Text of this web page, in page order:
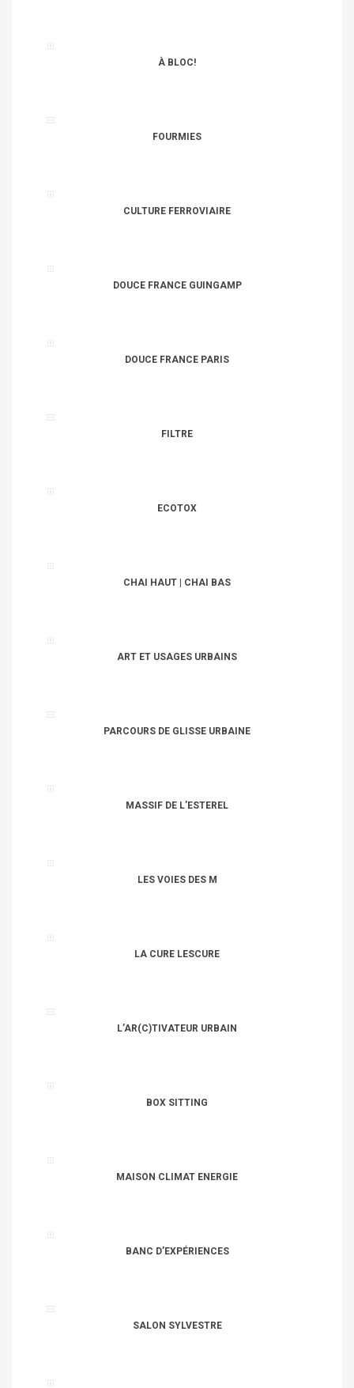
À BLOC!
FOURMIES
CULTURE FERROVIAIRE
DOUCE FRANCE GUINGAMP
DOUCE FRANCE PARIS
FILTRE
ECOTOX
CHAI HAUT | CHAI BAS
ART ET USAGES URBAINS
PARCOURS DE GLISSE URBAINE
MASSIF DE L’ESTEREL
LES VOIES DES M
LA CURE LESCURE
L’AR(C)TIVATEUR URBAIN
BOX SITTING
MAISON CLIMAT ENERGIE
BANC D’EXPÉRIENCES
SALON SYLVESTRE